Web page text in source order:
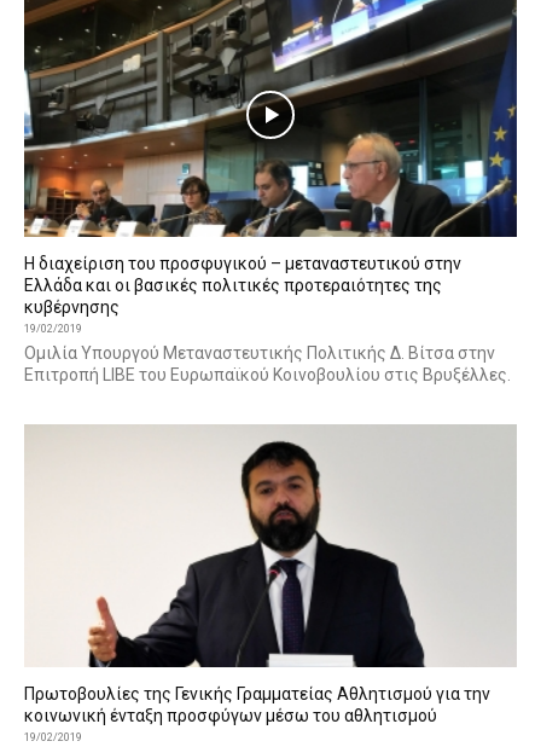
Η διαχείριση του προσφυγικού – μεταναστευτικού στην
Ελλάδα και οι βασικές πολιτικές προτεραιότητες της
κυβέρνησης
19/02/2019
Ομιλία Υπουργού Μεταναστευτικής Πολιτικής Δ. Βίτσα στην
Επιτροπή LIBE του Ευρωπαϊκού Κοινοβουλίου στις Βρυξέλλες.
Πρωτοβουλίες της Γενικής Γραμματείας Αθλητισμού για την
κοινωνική ένταξη προσφύγων μέσω του αθλητισμού
19/02/2019